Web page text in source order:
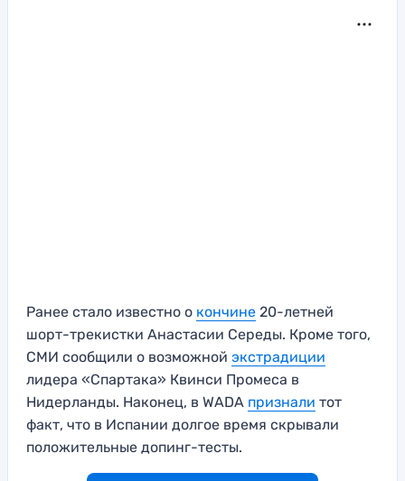
Ранее стало известно о кончине 20-летней
шорт-трекистки Анастасии Середы. Кроме того,
СМИ сообщили о возможной экстрадиции
лидера «Спартака» Квинси Промеса в
Нидерланды. Наконец, в WADA признали тот
факт, что в Испании долгое время скрывали
положительные допинг-тесты.